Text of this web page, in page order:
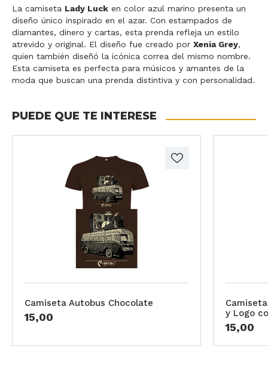
La camiseta Lady Luck en color azul marino presenta un
diseño único inspirado en el azar. Con estampados de
diamantes, dinero y cartas, esta prenda refleja un estilo
atrevido y original. El diseño fue creado por Xenia Grey,
quien también diseñó la icónica correa del mismo nombre.
Esta camiseta es perfecta para músicos y amantes de la
moda que buscan una prenda distintiva y con personalidad.
PUEDE QUE TE INTERESE
Camiseta Autobus Chocolate
15,00
y Logo
15,00